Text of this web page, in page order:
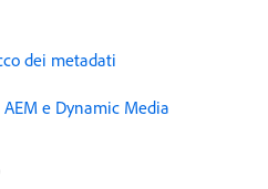
dei metadati
e Dynamic Media